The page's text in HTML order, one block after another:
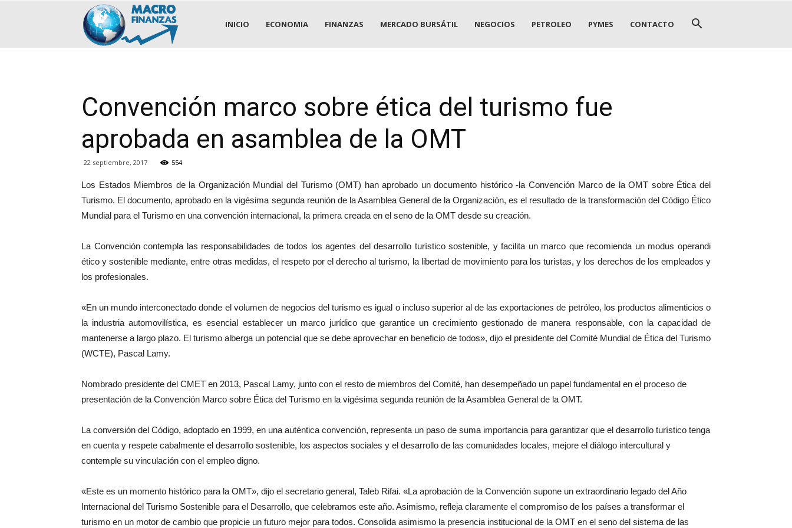
.::MACROFINANZAS::.
INICIO ECONOMIA FINANZAS MERCADO BURSÁTIL NEGOCIOS PETROLEO PYMES CONTACTO
Convención marco sobre ética del turismo fue
aprobada en asamblea de la OMT
22 septiembre, 2017 554
Los Estados Miembros de la Organización Mundial del Turismo (OMT) han aprobado un documento histórico -la Convención Marco de la OMT sobre Ética del
Turismo. El documento, aprobado en la vigésima segunda reunión de la Asamblea General de la Organización, es el resultado de la transformación del Código Ético
Mundial para el Turismo en una convención internacional, la primera creada en el seno de la OMT desde su creación.
La Convención contempla las responsabilidades de todos los agentes del desarrollo turístico sostenible, y facilita un marco que recomienda un modus operandi
ético y sostenible mediante, entre otras medidas, el respeto por el derecho al turismo, la libertad de movimiento para los turistas, y los derechos de los empleados y
los profesionales.
«En un mundo interconectado donde el volumen de negocios del turismo es igual o incluso superior al de las exportaciones de petróleo, los productos alimenticios o
la industria automovilística, es esencial establecer un marco jurídico que garantice un crecimiento gestionado de manera responsable, con la capacidad de
mantenerse a largo plazo. El turismo alberga un potencial que se debe aprovechar en beneficio de todos», dijo el presidente del Comité Mundial de Ética del Turismo
(WCTE), Pascal Lamy.
Nombrado presidente del CMET en 2013, Pascal Lamy, junto con el resto de miembros del Comité, han desempeñado un papel fundamental en el proceso de
presentación de la Convención Marco sobre Ética del Turismo en la vigésima segunda reunión de la Asamblea General de la OMT.
La conversión del Código, adoptado en 1999, en una auténtica convención, representa un paso de suma importancia para garantizar que el desarrollo turístico tenga
en cuenta y respete cabalmente el desarrollo sostenible, los aspectos sociales y el desarrollo de las comunidades locales, mejore el diálogo intercultural y
contemple su vinculación con el empleo digno.
«Este es un momento histórico para la OMT», dijo el secretario general, Taleb Rifai. «La aprobación de la Convención supone un extraordinario legado del Año
Internacional del Turismo Sostenible para el Desarrollo, que celebramos este año. Asimismo, refleja claramente el compromiso de los países a transformar el
turismo en un motor de cambio que propicie un futuro mejor para todos. Consolida asimismo la presencia institucional de la OMT en el seno del sistema de las